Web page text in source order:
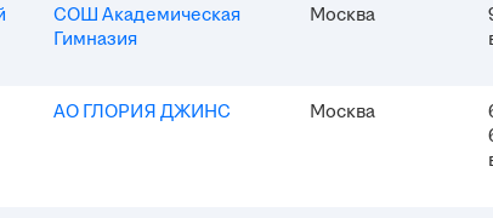
СОШ Академическая
Гимназия
Москва
АО ГЛОРИЯ ДЖИНС Москва